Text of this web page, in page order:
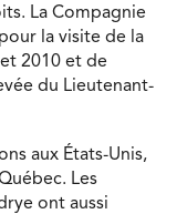
La Compagnie
la visite de la
2010 et de
du Lieutenant-
aux États-Unis,
Les
ont aussi